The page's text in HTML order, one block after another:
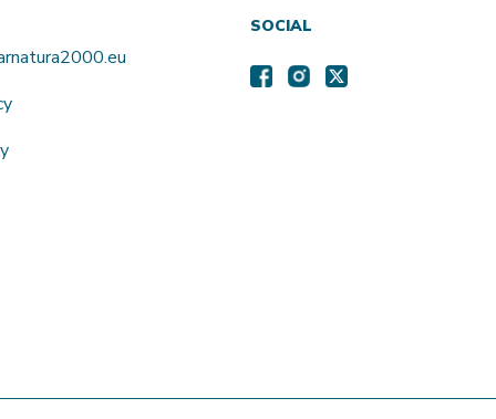
SOCIAL